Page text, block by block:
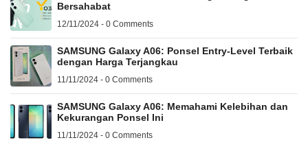
Bersahabat
12/11/2024 - 0 Comments
SAMSUNG Galaxy A06: Ponsel Entry-Level Terbaik
dengan Harga Terjangkau
11/11/2024 - 0 Comments
SAMSUNG Galaxy A06: Memahami Kelebihan dan
Kekurangan Ponsel Ini
11/11/2024 - 0 Comments